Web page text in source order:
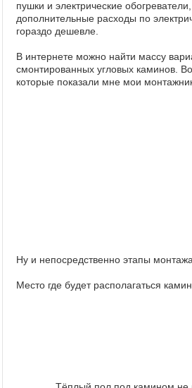
пушки и электрические
дополнительные расходы по
гораздо дешевле.
В интернете можно найти массу
смонтированных угловых каминов.
которые показали мне мои
Ну и непосредственно этапы
Место где будет располагаться камин.